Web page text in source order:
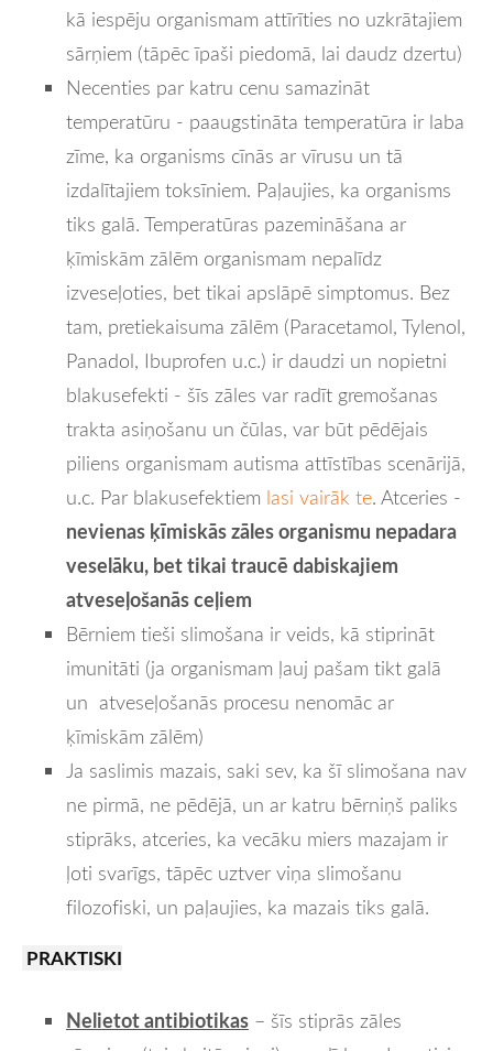
kā iespēju organismam attīrīties no uzkrātajiem
sārņiem (tāpēc īpaši piedomā, lai daudz dzertu)
Necenties par katru cenu samazināt
temperatūru - paaugstināta temperatūra ir laba
zīme, ka organisms cīnās ar vīrusu un tā
izdalītajiem toksīniem. Paļaujies, ka organisms
tiks galā. Temperatūras pazemināšana ar
ķīmiskām zālēm organismam nepalīdz
izveseļoties, bet tikai apslāpē simptomus. Bez
tam, pretiekaisuma zālēm (Paracetamol, Tylenol,
Panadol, Ibuprofen u.c.) ir daudzi un nopietni
blakusefekti - šīs zāles var radīt gremošanas
trakta asiņošanu un čūlas, var būt pēdējais
piliens organismam autisma attīstības scenārijā,
u.c. Par blakusefektiem lasi vairāk te. Atceries -
nevienas ķīmiskās zāles organismu nepadara
veselāku, bet tikai traucē dabiskajiem
atveseļošanās ceļiem
Bērniem tieši slimošana ir veids, kā stiprināt
imunitāti (ja organismam ļauj pašam tikt galā
un atveseļošanās procesu nenomāc ar
ķīmiskām zālēm)
Ja saslimis mazais, saki sev, ka šī slimošana nav
ne pirmā, ne pēdējā, un ar katru bērniņš paliks
stiprāks, atceries, ka vecāku miers mazajam ir
ļoti svarīgs, tāpēc uztver viņa slimošanu
filozofiski, un paļaujies, ka mazais tiks galā.
PRAKTISKI
Nelietot antibiotikas – šīs stiprās zāles